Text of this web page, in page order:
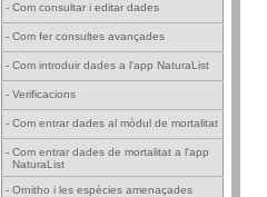
- Com consultar i editar dades
- Com fer consultes avançades
- Com introduir dades a l'app NaturaList
- Verificacions
- Com entrar dades al mòdul de mortalitat
- Com entrar dades de mortalitat a l'app
NaturaList
- Ornitho i les espècies amenaçades